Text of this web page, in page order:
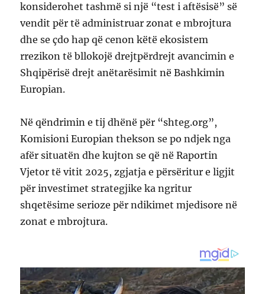
konsiderohet tashmë si një “test i aftësisë” së
vendit për të administruar zonat e mbrojtura
dhe se çdo hap që cenon këtë ekosistem
rrezikon të bllokojë drejtpërdrejt avancimin e
Shqipërisë drejt anëtarësimit në Bashkimin
Europian.
Në qëndrimin e tij dhënë për “shteg.org”,
Komisioni Europian thekson se po ndjek nga
afër situatën dhe kujton se që në Raportin
Vjetor të vitit 2025, zgjatja e përsëritur e ligjit
për investimet strategjike ka ngritur
shqetësime serioze për ndikimet mjedisore në
zonat e mbrojtura.